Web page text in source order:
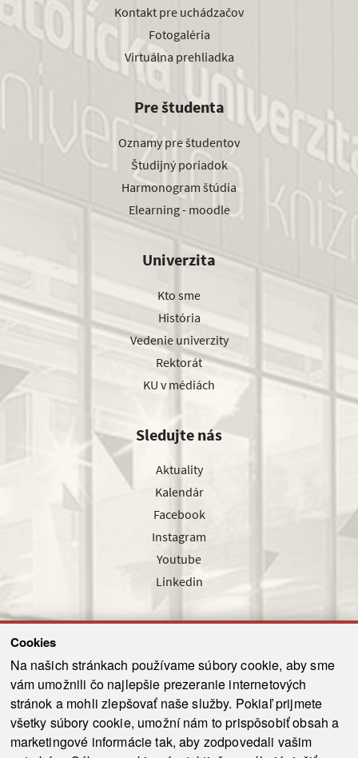
Cookies
Na našich stránkach používame súbory cookie, aby sme
vám umožnili čo najlepšie prezeranie internetových
stránok a mohli zlepšovať naše služby. Pokiaľ prijmete
všetky súbory cookie, umožní nám to prispôsobiť obsah a
marketingové informácie tak, aby zodpovedali vašim
Kontakt pre uchádzačov
Fotogaléria
Virtuálna prehliadka
Pre študenta
Oznamy pre študentov
Študijný poriadok
Harmonogram štúdia
Elearning - moodle
Univerzita
Kto sme
História
Vedenie univerzity
Rektorát
KU v médiách
Sledujte nás
Aktuality
Kalendár
Facebook
Instagram
Youtube
Linkedin
Odoslať